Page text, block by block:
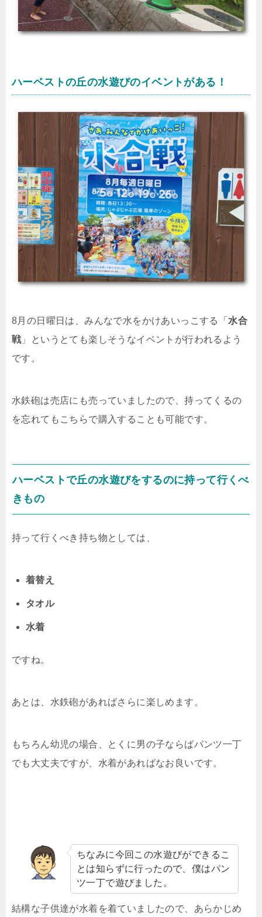
ハーベストの丘の水遊びのイベントがある！
8月の日曜日は、みんなで水をかけあいっこする「 水合
戦」というとても楽しそうなイベントが行われるよう
です。
水鉄砲は売店にも売っていましたので、持ってくるの
を忘れてもこちらで購入することも可能です。
ハーベストで丘の水遊びをするのに持って行くべ
きもの
持って行くべき持ち物としては、
着替え
タオル
水着
ですね。
あとは、水鉄砲があればさらに楽しめます。
もちろん幼児の場合、とくに男の子ならばパンツ一丁
でも大丈夫ですが、水着があればなお良いです。
ちなみに今回この水遊びができるこ
とは知らずに行ったので、僕はパン
ツ一丁で遊びました。
結構な子供達が水着を着ていましたので、あらかじめ